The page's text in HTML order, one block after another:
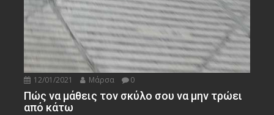
12/01/2021 Μάρσα 0
Πώς να μάθεις τον σκύλο σου να μην τρώει
από κάτω